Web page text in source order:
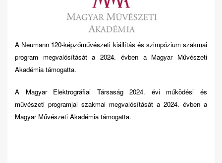
A Neumann 120-képzőművészeti kiállítás és szimpózium szakmai
program megvalósítását a 2024. évben a Magyar Művészeti
Akadémia támogatta.
A Magyar Elektrográfiai Társaság 2024. évi működési és
művészeti programjai szakmai megvalósítását a 2024. évben a
Magyar Művészeti Akadémia támogatta.